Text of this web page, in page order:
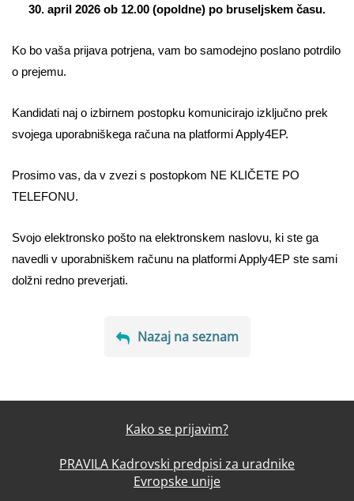
30. april 2026 ob 12.00 (opoldne) po bruseljskem času.
Ko bo vaša prijava potrjena, vam bo samodejno poslano potrdilo
o prejemu.
Kandidati naj o izbirnem postopku komunicirajo izključno prek
svojega uporabniškega računa na platformi Apply4EP.
Prosimo vas, da v zvezi s postopkom NE KLIČETE PO
TELEFONU.
Svojo elektronsko pošto na elektronskem naslovu, ki ste ga
navedli v uporabniškem računu na platformi Apply4EP ste sami
dolžni redno preverjati.
Nazaj na seznam
Kako se prijavim?
PRAVILA Kadrovski predpisi za uradnike
Evropske unije